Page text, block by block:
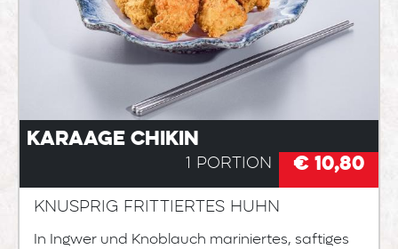
Karaage Chikin
1 Portion € 10,80
Knusprig frittiertes Huhn
In Ingwer und Knoblauch mariniertes, saftiges